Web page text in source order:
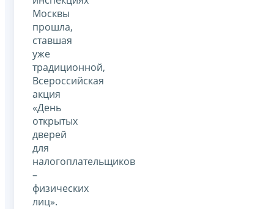
Москвы
прошла,
ставшая
уже
традиционной,
Всероссийская
акция
«День
открытых
дверей
для
налогоплательщиков
–
физических
лиц».